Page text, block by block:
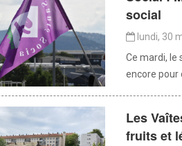
social
lundi, 30
Ce mardi, le
encore pour
Les
fruits et